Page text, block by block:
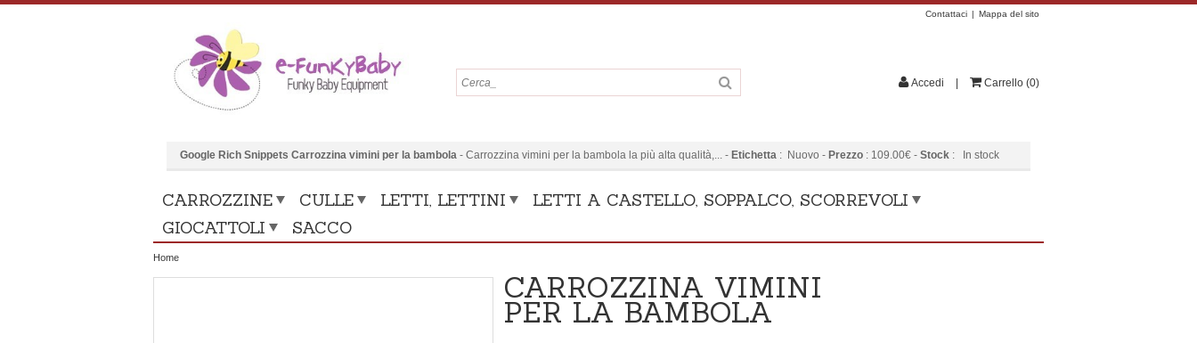
Contattaci Mappa del sito
Google Rich Snippets Carrozzina vimini per la bambola - Carrozzina vimini per la bambola la più alta qualità,... - Etichetta : Nuovo - Prezzo : 109.00€ - Stock : In stock
CARROZZINE CULLE LETTI, LETTINI
LETTI A CASTELLO, SOPPALCO, SCORREVOLI
GIOCATTOLI
SACCO
Accedi Carrello (0)
Home
CARROZZINA VIMINI
PER LA BAMBOLA